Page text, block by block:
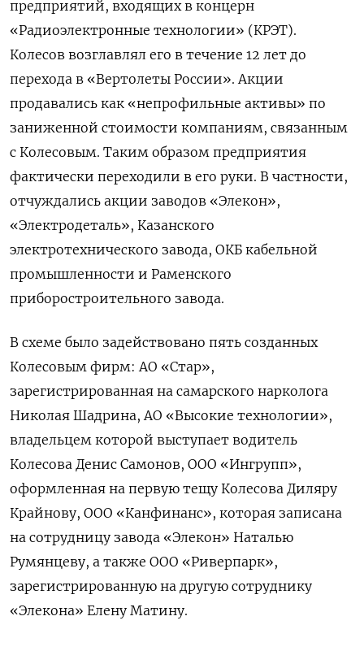
предприятий, входящих в концерн
«Радиоэлектронные технологии» (КРЭТ).
Колесов возглавлял его в течение 12 лет до
перехода в «Вертолеты России». Акции
продавались как «непрофильные активы» по
заниженной стоимости компаниям, связанным
с Колесовым. Таким образом предприятия
фактически переходили в его руки. В частности,
отчуждались акции заводов «Элекон»,
«Электродеталь», Казанского
электротехнического завода, ОКБ кабельной
промышленности и Раменского
приборостроительного завода.
В схеме было задействовано пять созданных
Колесовым фирм: АО «Стар»,
зарегистрированная на самарского нарколога
Николая Шадрина, АО «Высокие технологии»,
владельцем которой выступает водитель
Колесова Денис Самонов, ООО «Ингрупп»,
оформленная на первую тещу Колесова Диляру
Крайнову, ООО «Канфинанс», которая записана
на сотрудницу завода «Элекон» Наталью
Румянцеву, а также ООО «Риверпарк»,
зарегистрированную на другую сотруднику
«Элекона» Елену Матину.